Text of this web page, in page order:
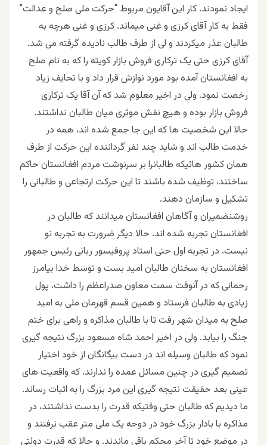
ایجاد نمودند. کار این آقایون مربوط “حرکت ملی صلح و عدالت”
فقط به کار آقای کرزی و غنی میماند. کرزی و غنی هرچه به
طالبان عذر میکردند و لی از طرف طالب نادیده گرفته می شد.
آقای کرزی حتی یک ترکاری فروش بازار کویته را که به نام صلح
به افغانستان آمده بود مورد نوازش قرار داد و با تحایف زیاد
رخصت نمود. ولی در اخیر معلوم شد که آن آقا یک ترکاری
فروش بازار بوده و هیچ نقش موثری میان طالبان نداشتند.
حالا این شخصیت ها که این جا جمع شده اند، همه در
خدمت طالب اند و شاید چند نفر گرداننده این حرکت از طرف
همان کشور هائیکه طالبانرا بر سرنوشت مردم افغانستان حاکم
ساختند، توظیف شده باشند تا این حرکت ارتجاعی و طالبانی را
تشکیل و سازمان دهند.
روشنضمیران و آگاهان افغانستان میدانند که طالبان در
افغانستان تجربه شده اند. حالا دیگر ضرورت به تجربه نو
نیست. در تجربه اول حتی استاد پروفیسور ربانی رئیس جمهور
افغانستان به سخنان طالبان امید بست و توسط خدا بیامرز
رحمانی که در آنوقت سمت معاون صدراعظم را داشت، پول
زیادی به طالبان فرستاد و همین قسم قهرمان ملی به امید
صلح به میدان شهر رفت تا با طالبان مذاکره و راهی برای ختم
جنگ را بیابد. ولی در اخیر احمد شاه مسعود بزرگ نتیجه گیری
نمود که طالبان وسیله اند در دست بیگانگان از خود اختیار
تصمیم گیری در چنین مسائل عمده را ندارند. که واقعیت های
عینی بعد حقیقت نتیجه گیری این مرد بزرگ را به اثبات رساند.
ما دیدیم که طالبان حتی وقتیکه قدرت را بدست نداشتند، در
مذاکره با بادار بزرگ خود در دوحه یک ملی متر عقب نرفتند و
در موضع خود تا آخر محکم باقی ماندند. و حالا که قدرت دولتی